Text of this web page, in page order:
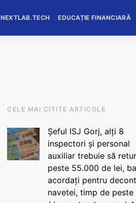
NEXTLAB.TECH EDUCAȚIE FINANCIARĂ
CELE MAI CITITE ARTICOLE
Șeful ISJ Gorj, alți 8
inspectori și personal
auxiliar trebuie să
peste 55.000 de lei,
acordați pentru
navetei, timp de peste